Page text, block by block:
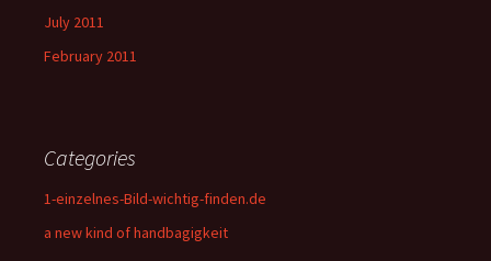
July 2011
February 2011
Categories
1-einzelnes-Bild-wichtig-finden.de
a new kind of handbagigkeit